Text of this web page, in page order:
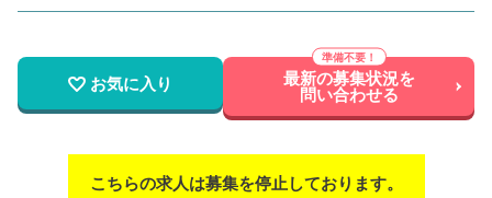
お気に入り 最新の募集状況を
問い合わせる
こちらの求人は募集を停止しております。